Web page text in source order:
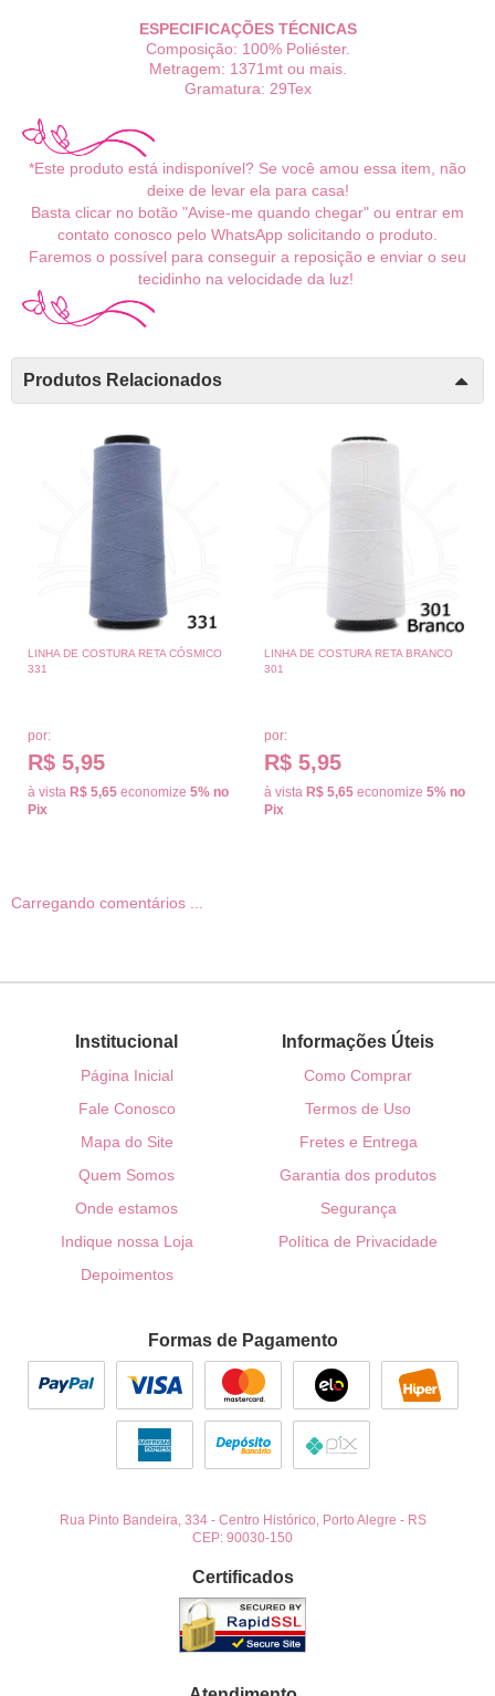
ESPECIFICAÇÕES TÉCNICAS
Composição: 100% Poliéster.
Metragem: 1371mt ou mais.
Gramatura: 29Tex
*Este produto está indisponível? Se você amou essa item, não
deixe de levar ela para casa!
Basta clicar no botão "Avise-me quando chegar" ou entrar em
contato conosco pelo WhatsApp solicitando o produto.
Faremos o possível para conseguir a reposição e enviar o seu
tecidinho na velocidade da luz!
Produtos Relacionados
LINHA DE COSTURA RETA CÓSMICO
331
por:
R$ 5,95
à vista R$ 5,65 economize 5% no
Pix
LINHA DE COSTURA RETA BRANCO
301
por:
R$ 5,95
à vista R$ 5,65 economize 5% no
Pix
Carregando comentários ...
Institucional
Página Inicial
Fale Conosco
Mapa do Site
Quem Somos
Onde estamos
Indique nossa Loja
Depoimentos
Informações Úteis
Como Comprar
Termos de Uso
Fretes e Entrega
Garantia dos produtos
Segurança
Política de Privacidade
Formas de Pagamento
Rua Pinto Bandeira, 334- Centro Histórico, Porto Alegre - RS
CEP: 90030-150
Certificados